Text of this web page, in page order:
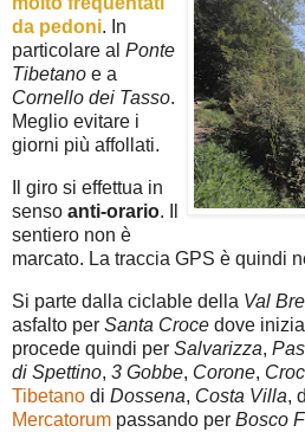
da pedoni. In
particolare al Ponte
Tibetano e a
Cornello dei Tasso.
Meglio evitare i
giorni più affollati.
Il giro si effettua in
senso anti-orario. Il
sentiero non è
marcato. La traccia GPS è quindi
Si parte dalla ciclable della Val
asfalto per Santa Croce dove
procede quindi per Salvarizza,
di Spettino, 3 Gobbe, Corone,
Tibetano di Dossena, Costa Villa,
Mercatorum passando per Bosco